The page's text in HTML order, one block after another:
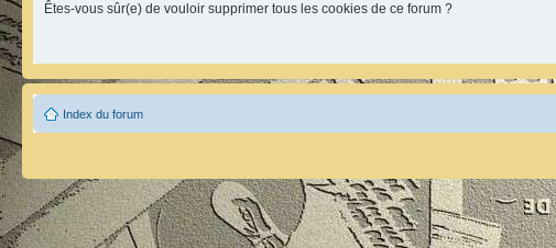
Êtes-vous sûr(e) de vouloir supprimer tous les cookies de ce forum ?
Index du forum